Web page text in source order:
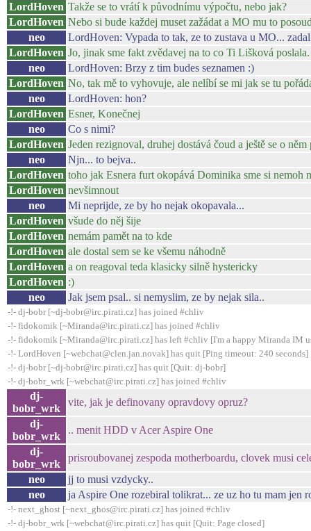
LordHoven Takže se to vrátí k původnímu výpočtu, nebo jak?
LordHoven Nebo si bude každej muset zažádat a MO mu to
neo
LordHoven: Vypada to tak, ze to zustava u MO...
LordHoven Jo, jinak sme fakt zvědavej na to co Ti Lišková poslala.
neo
LordHoven: Brzy z tim budes seznamen :)
LordHoven No, tak mě to vyhovuje, ale nelíbí se mi jak se tu
neo
LordHoven: hon?
LordHoven Esner, Konečnej
neo
Co s nimi?
LordHoven Jeden rezignoval, druhej dostává čoud a ještě se o
neo
Njn... to bejva..
LordHoven toho jak Esnera furt okopává Dominika sme si nemoh
LordHoven nevšimnout
neo
Mi neprijde, ze by ho nejak okopavala...
LordHoven všude do něj šije
LordHoven nemám pamět na to kde
LordHoven ale dostal sem se ke všemu náhodně
LordHoven a on reagoval teda klasicky silně hystericky
LordHoven :)
neo
Jak jsem psal.. si nemyslim, ze by nejak sila..
-!- dj-bobr [~dj-bobr@irc.pirati.cz] has joined #chliv
-!- fidokomik [~Miranda@irc.pirati.cz] has joined #chliv
-!- fidokomik [~Miranda@irc.pirati.cz] has left #chliv [I'm a happy Miranda IM
-!- LordHoven [~webchat@clen.jan.novak] has quit [Ping timeout: 240 seconds]
-!- dj-bobr [~dj-bobr@irc.pirati.cz] has quit [Quit: dj-bobr]
-!- dj-bobr_wrk [~webchat@irc.pirati.cz] has joined #chliv
dj-
bobr_wrk
vite, jak je definovany opravdovy opruz?
dj-
bobr_wrk
.. menit HDD v Acer Aspire One
dj-
bobr_wrk
prisroubovanej zespoda motherboardu, clovek musi
neo
jj to musi vzdycky..
neo
ja Aspire One rozebiral tolikrat... ze uz ho tu mam jen
-!- next_ghost [~next_ghos@irc.pirati.cz] has joined #chliv
-!- dj-bobr_wrk [~webchat@irc.pirati.cz] has quit [Quit: Page closed]